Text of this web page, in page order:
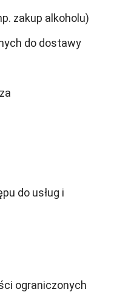
zakup alkoholu)
do dostawy
do usług i
ograniczonych